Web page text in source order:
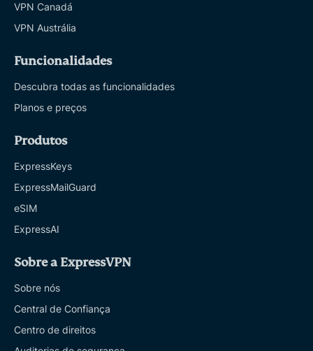
VPN Canadá
VPN Austrália
Funcionalidades
Descubra todas as funcionalidades
Planos e preços
Produtos
ExpressKeys
ExpressMailGuard
eSIM
ExpressAI
Sobre a ExpressVPN
Sobre nós
Central de Confiança
Centro de direitos